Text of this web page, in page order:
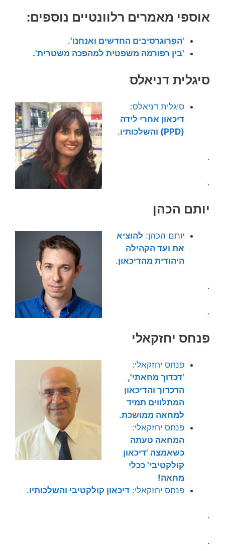
אוספי מאמרים רלוונטיים נוספים:
'הפרוגרסיבים החדשים ואנחנו'.
'בין רפורמה משפטית למהפכה משטרית'.
סיגלית דניאלס
סיגלית דניאלס:
דיכאון אחרי לידה
(PPD) והשלכותיו
.
.
.
יותם הכהן
יותם הכהן: להוציא
את ועד הקהילה
היהודית מהדיכאון.
.
.
פנחס יחזקאלי
פנחס יחזקאלי:
'דכדוך מחאתי',
הדכדוך והדיכאון
המתלווים תמיד
למחאה ממושכת.
פנחס יחזקאלי:
המחאה טעתה
כשאמצה 'דיכאון
קולקטיבי' ככלי
מחאה!
פנחס יחזקאלי: דיכאון קולקטיבי והשלכותיו.
.
.